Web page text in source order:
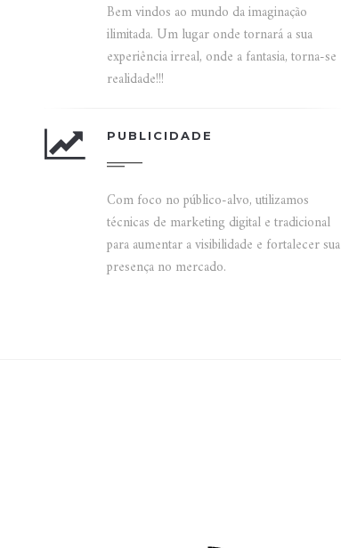
Bem vindos ao mundo da imaginação
ilimitada. Um lugar onde tornará a sua
experiência irreal, onde a fantasia, torna-se
realidade!!!
PUBLICIDADE
Com foco no público-alvo, utilizamos
técnicas de marketing digital e tradicional
para aumentar a visibilidade e fortalecer sua
presença no mercado.